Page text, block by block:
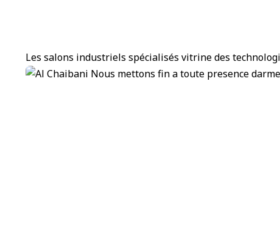
Les salons industriels spécialisés vitrine des